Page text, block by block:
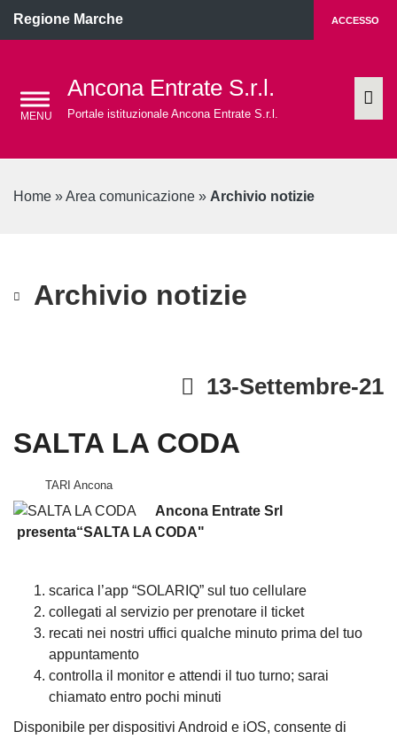
Regione Marche ACCESSO
Ancona Entrate S.r.l.
Portale istituzionale Ancona Entrate S.r.l.
Home »Area comunicazione » Archivio notizie
Archivio notizie
13-Settembre-21
SALTA LA CODA
TARI Ancona
Ancona Entrate Srl
presenta“SALTA LA CODA"
scarica l’app “SOLARIQ” sul tuo cellulare
collegati al servizio per prenotare il ticket
recati nei nostri uffici qualche minuto prima del tuo
appuntamento
controlla il monitor e attendi il tuo turno; sarai
chiamato entro pochi minuti
Disponibile per dispositivi Android e iOS, consente di